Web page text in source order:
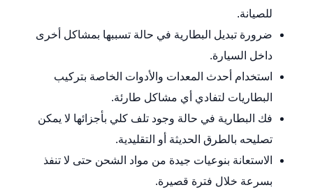
للصيانة.
ضرورة تبديل البطارية في حالة تسببها بمشاكل أخرى
داخل السيارة.
استخدام أحدث المعدات والأدوات الخاصة بتركيب
البطاريات لتفادي أي مشاكل طارئة.
فك البطارية في حالة وجود تلف كلي بأجزائها لا يمكن
تصليحه بالطرق الحديثة أو التقليدية.
الاستعانة بنوعيات جيدة من مواد الشحن حتى لا تنفذ
بسرعة خلال فترة قصيرة.